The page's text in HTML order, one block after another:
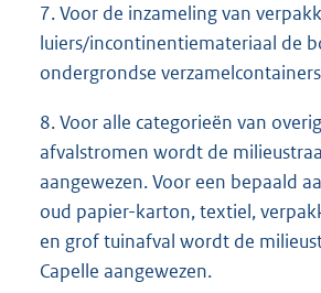
7. Voor de inzameling van
luiers/incontinentiemateriaal de
ondergrondse
8. Voor alle categorieën van
afvalstromen wordt de
aangewezen. Voor een bepaald
oud papier-karton, textiel,
en grof tuinafval wordt de
Capelle aangewezen.